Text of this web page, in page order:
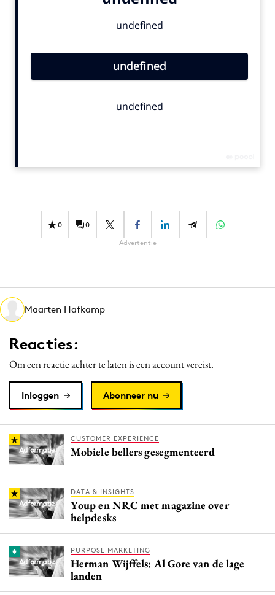
Gedragsverandering
Influencer marketing
Media
Merkstrategie
PR
Programmatic
Purpose Marketing
Reputatie & crisis
0 0
Advertentie
Maarten Hafkamp
Reacties:
Om een reactie achter te laten is een account vereist.
Inloggen Abonneer nu
CUSTOMER EXPERIENCE
Mobiele bellers gesegmenteerd
DATA & INSIGHTS
Youp en NRC met magazine over
helpdesks
PURPOSE MARKETING
Herman Wijffels: Al Gore van de lage
landen